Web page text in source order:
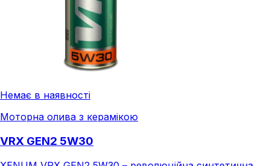
Немає в наявності
Моторна олива з керамікою
VRX GEN2 5W30